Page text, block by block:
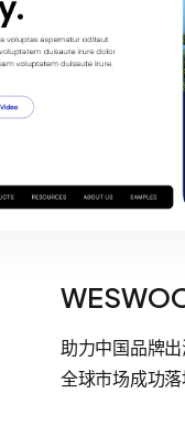
助力中国品牌
全球市场成功落